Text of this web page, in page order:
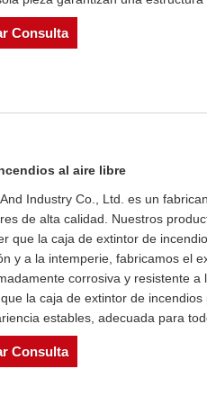
Consulta
al aire libre
Industry Co., Ltd. es un
de alta calidad. Nuestros
que la caja de extintor de
y a la intemperie, fabricamos el
corrosiva y resistente a
la caja de extintor de
estables, adecuada para
Consulta